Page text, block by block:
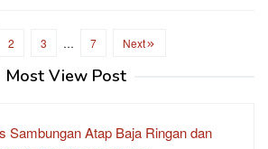
2 3 … 7 Next
Most View Post
Sambungan Atap Baja Ringan dan